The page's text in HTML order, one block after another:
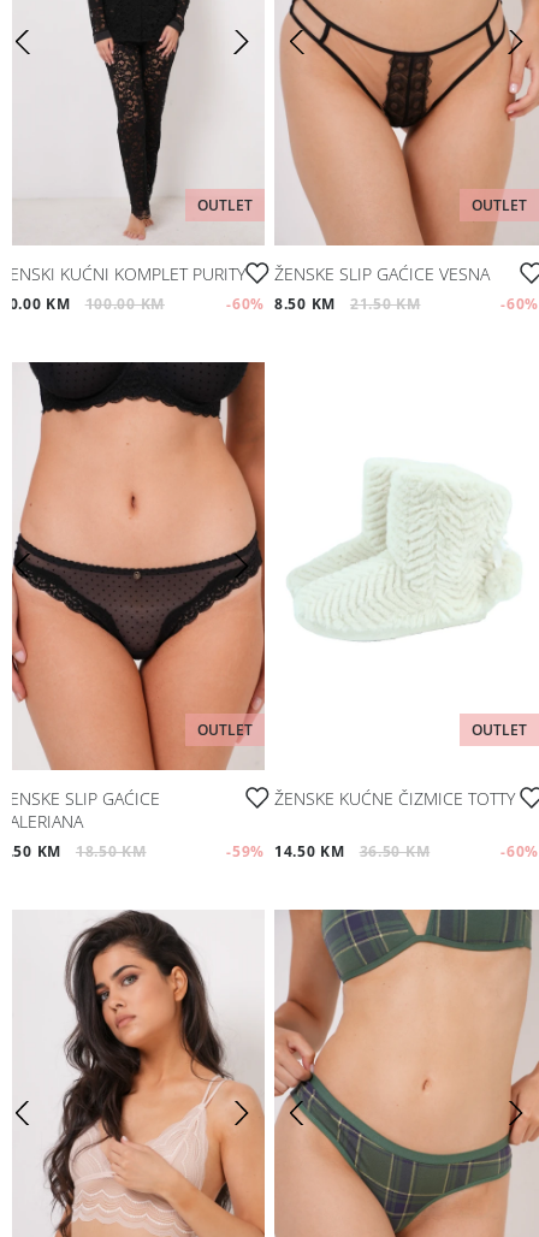
OUTLET
ŽENSKI KUĆNI KOMPLET PURITY
40.00 KM 100.00 KM -60%
OUTLET
ŽENSKE SLIP GAĆICE VESNA
8.50 KM 21.50 KM -60%
OUTLET
ŽENSKE SLIP GAĆICE
VALERIANA
7.50 KM 18.50 KM -59%
OUTLET
ŽENSKE KUĆNE ČIZMICE TOTTY
14.50 KM 36.50 KM -60%